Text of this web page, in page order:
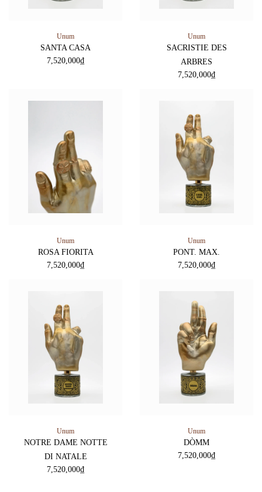
Unum
SANTA CASA
7,520,000₫
Unum
SACRISTIE DES
ARBRES
7,520,000₫
Unum
ROSA FIORITA
7,520,000₫
Unum
PONT. MAX.
7,520,000₫
Unum
NOTRE DAME NOTTE
DI NATALE
7,520,000₫
Unum
DÒMM
7,520,000₫